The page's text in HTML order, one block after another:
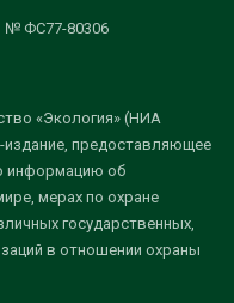
№ ФС77-80306
«Экология» (НИА
издание, предоставляющее
информацию об
мерах по охране
государственных,
в отношении охраны